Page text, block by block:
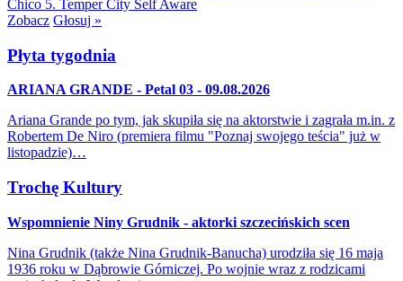
Chico 5. Temper City Self Aware
Zobacz Głosuj »
Płyta tygodnia
ARIANA GRANDE - Petal 03 - 09.08.2026
Ariana Grande po tym, jak skupiła się na aktorstwie i zagrała m.in. z
Robertem De Niro (premiera filmu "Poznaj swojego teścia" już w
listopadzie)…
Trochę Kultury
Wspomnienie Niny Grudnik - aktorki szczecińskich scen
Nina Grudnik (także Nina Grudnik-Banucha) urodziła się 16 maja
1936 roku w Dąbrowie Górniczej. Po wojnie wraz z rodzicami